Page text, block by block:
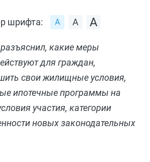
шрифта:
какие меры
для граждан,
свои жилищные условия,
ипотечные программы на
участия, категории
новых законодательных